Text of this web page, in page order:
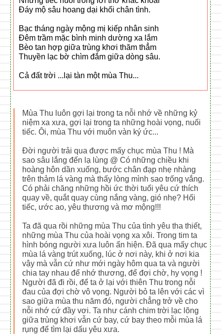
Đáy mộ sâu hoang dại khối chân tình.
Bạc tháng ngày mộng mị kiếp nhân sinh
Đêm trầm mặc bình minh dường xa lắm
Bèo tan hợp giữa trùng khơi thăm thẳm
Thuyền lạc bờ chìm đắm giữa dòng sâu.
Cả đất trời ...lại tàn một mùa Thu...
Mùa Thu luôn gợi lại trong ta nỗi nhớ về những kỷ
niệm xa xưa, gợi lại trong ta những hoài vọng, nuối
tiếc. Ôi, mùa Thu với muôn vàn ký ức...
Đời người trải qua được mấy chục mùa Thu ! Mà
sao sâu lắng đến lạ lùng @ Có những chiều khi
hoàng hôn dần xuống, bước chân đạp nhẹ nhàng
trên thảm lá vàng mà thấy lòng mình sao trống vắng.
Có phải chăng những hồi ức thời tuổi yêu cứ thích
quay về, quắt quay cùng nắng vàng, gió nhẹ? Hối
tiếc, ước ao, yêu thương và mơ mộng!!!
Ta đã qua rồi những mùa Thu của tình yêu tha thiết,
những mùa Thu của hoài vọng xa xôi. Trong tim ta
hình bóng người xưa luôn ẩn hiện. Đã qua mấy chục
mùa lá vàng trút xuống, lúc ở nơi này, khi ở nơi kia
vậy mà vẫn cứ như mới ngày hôm qua ta và người
chia tay nhau để nhớ thương, để đợi chờ, hy vọng !
Người đã đi rồi, để ta ở lại với thiên Thu trong nỗi
đau của đợi chờ vô vọng. Người bỏ ta lên với các vì
sao giữa mùa thu năm đó, người chẳng trở về cho
nỗi nhớ cứ đầy vơi. Ta như cánh chim trời lạc lõng
giữa trùng khơi vẫn cứ bay, cứ bay theo mỗi mùa lá
rụng để tìm lại dấu yêu xưa.